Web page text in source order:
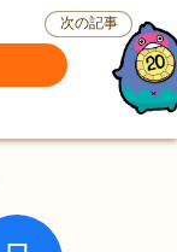
次の記事